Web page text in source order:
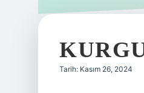
Tarih: Kasım 26, 2024